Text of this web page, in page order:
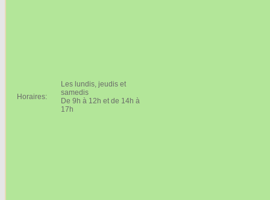
Horaires:
Les lundis, jeudis et
samedis
De 9h à 12h et de 14h à
17h